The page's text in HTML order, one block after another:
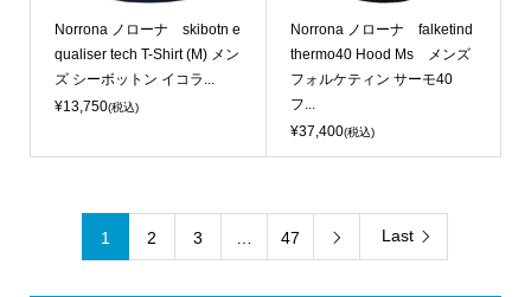
Norrona ノローナ skibotn e
qualiser tech T-Shirt (M) メン
ズ シーボットン イコラ...
¥13,750(税込)
Norrona ノローナ falketind
thermo40 Hood Ms メンズ
フォルケティン サーモ40
フ...
¥37,400(税込)
1 2 3 47  Last